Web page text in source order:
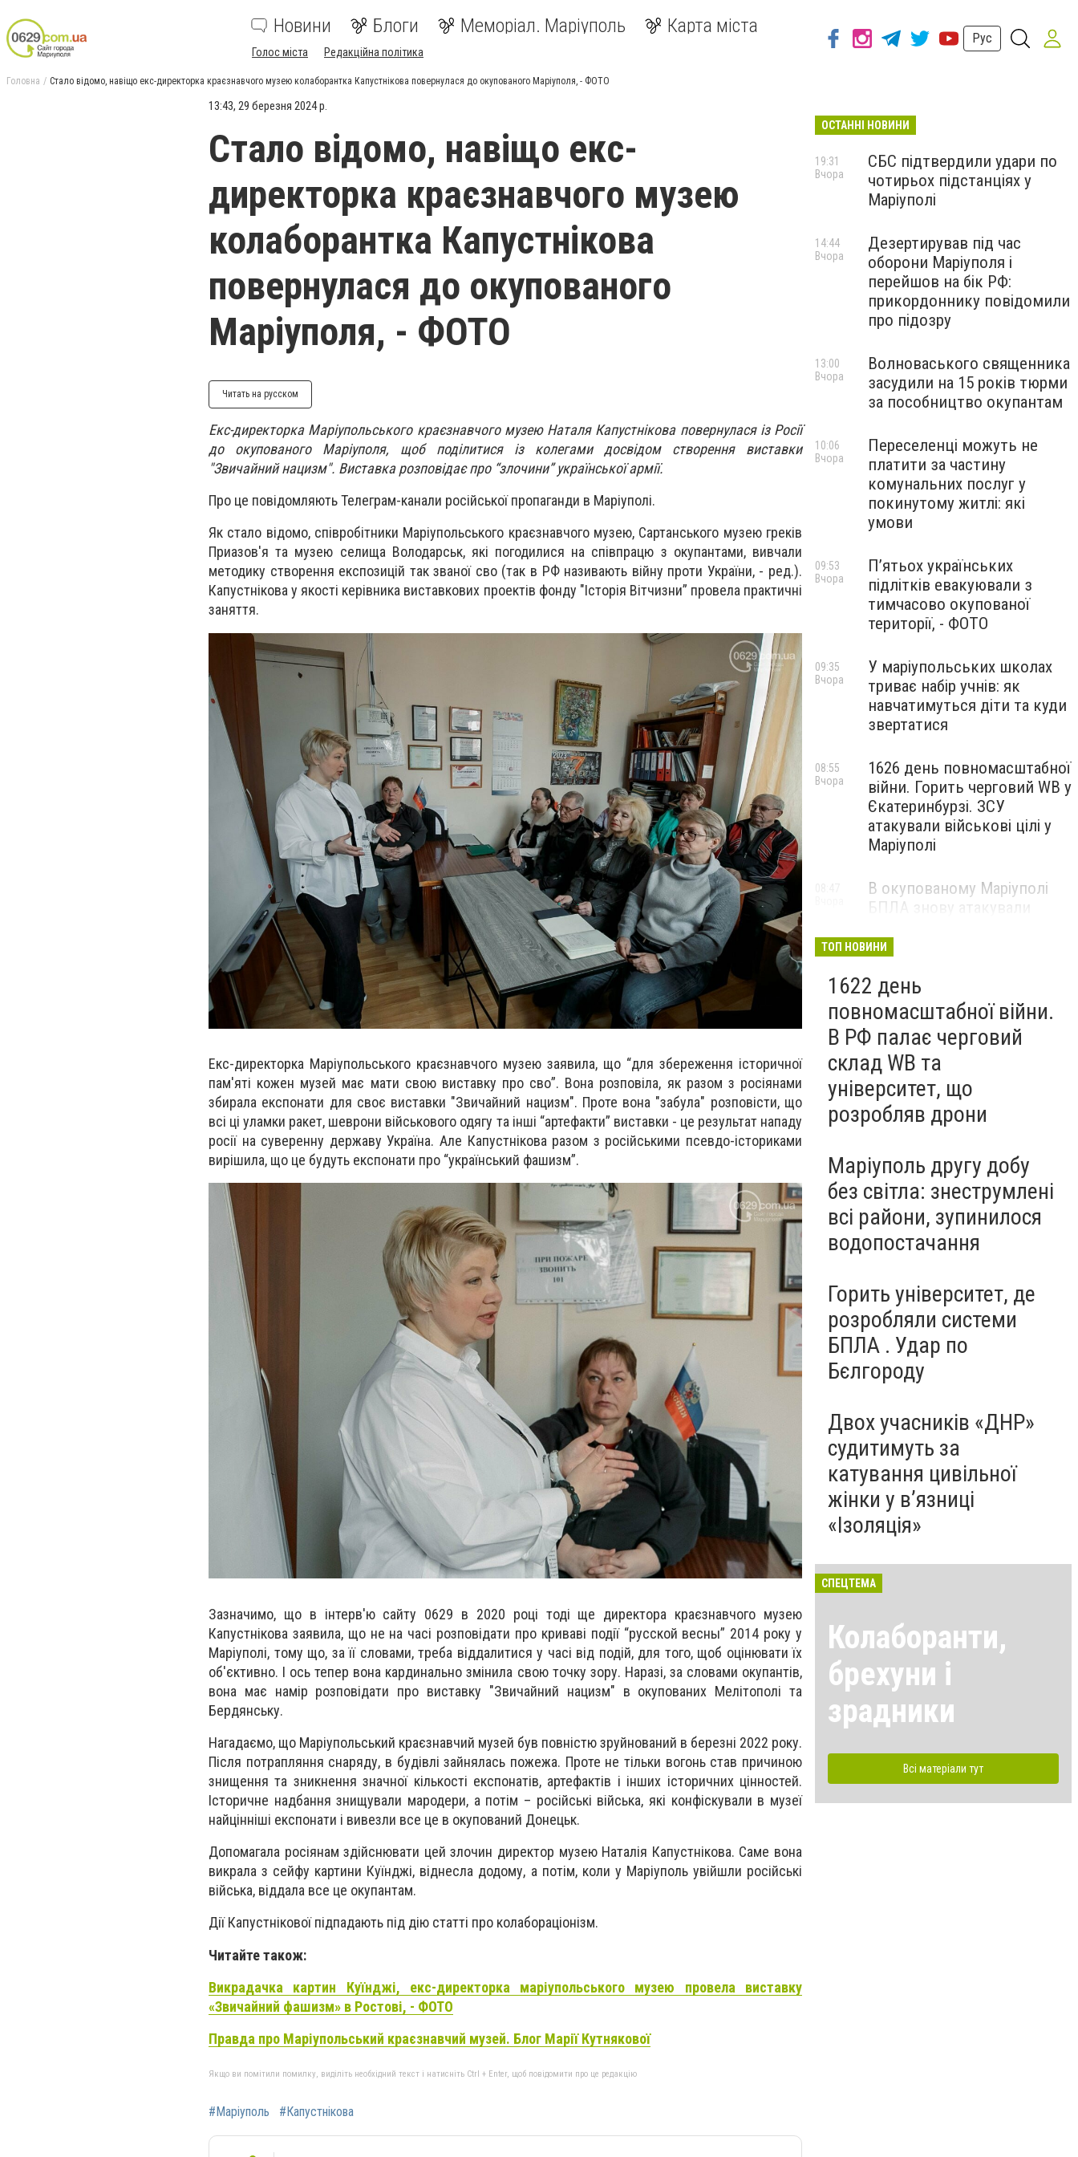
Новини Блоги Меморіал. Маріуполь Карта міста
Голос міста Редакційна політика
Рус
Головна Стало відомо, навіщо екс-директорка краєзнавчого музею колаборантка Капустнікова повернулася до окупованого Маріуполя, - ФОТО
13:43, 29 березня 2024 р.
Стало відомо, навіщо екс-
директорка краєзнавчого музею
колаборантка Капустнікова
повернулася до окупованого
Маріуполя, - ФОТО
Читать на русском
Екс-директорка Маріупольського краєзнавчого музею Наталя Капустнікова повернулася із Росії
до окупованого Маріуполя, щоб поділитися із колегами досвідом створення виставки
"Звичайний нацизм". Виставка розповідає про “злочини” української армії.
Про це повідомляють Телеграм-канали російської пропаганди в Маріуполі.
Як стало відомо, співробітники Маріупольського краєзнавчого музею, Сартанського музею греків
Приазов'я та музею селища Володарськ, які погодилися на співпрацю з окупантами, вивчали
методику створення експозицій так званої сво (так в РФ називають війну проти України, - ред.).
Капустнікова у якості керівника виставкових проектів фонду "Історія Вітчизни” провела практичні
заняття.
Екс-директорка Маріупольського краєзнавчого музею заявила, що “для збереження історичної
пам'яті кожен музей має мати свою виставку про сво”. Вона розповіла, як разом з росіянами
збирала експонати для своє виставки "Звичайний нацизм". Проте вона "забула" розповісти, що
всі ці уламки ракет, шеврони військового одягу та інші “артефакти” виставки - це результат нападу
росії на суверенну державу Україна. Але Капустнікова разом з російськими псевдо-істориками
вирішила, що це будуть експонати про “український фашизм”.
Зазначимо, що в інтерв'ю сайту 0629 в 2020 році тоді ще директора краєзнавчого музею
Капустнікова заявила, що не на часі розповідати про криваві події “русской весны” 2014 року у
Маріуполі, тому що, за її словами, треба віддалитися у часі від подій, для того, щоб оцінювати їх
об'єктивно. І ось тепер вона кардинально змінила свою точку зору. Наразі, за словами окупантів,
вона має намір розповідати про виставку "Звичайний нацизм" в окупованих Мелітополі та
Бердянську.
Нагадаємо, що Маріупольський краєзнавчий музей був повністю зруйнований в березні 2022 року.
Після потрапляння снаряду, в будівлі зайнялась пожежа. Проте не тільки вогонь став причиною
знищення та зникнення значної кількості експонатів, артефактів і інших історичних цінностей.
Історичне надбання знищували мародери, а потім – російські війська, які конфіскували в музеї
найцінніші експонати і вивезли все це в окупований Донецьк.
Допомагала росіянам здійснювати цей злочин директор музею Наталія Капустнікова. Саме вона
викрала з сейфу картини Куїнджі, віднесла додому, а потім, коли у Маріуполь увійшли російські
війська, віддала все це окупантам.
Дії Капустнікової підпадають під дію статті про колабораціонізм.
Читайте також:
Викрадачка картин Куїнджі, екс-директорка маріупольського музею провела виставку
«Звичайний фашизм» в Ростові, - ФОТО
Правда про Маріупольський краєзнавчий музей. Блог Марії Кутнякової
Якщо ви помітили помилку, виділіть необхідний текст і натисніть Ctrl + Enter, щоб повідомити про це редакцію
#Маріуполь #Капустнікова
ОСТАННІ НОВИНИ
СБС підтвердили удари по
чотирьох підстанціях у
Маріуполі
19:31
Вчора
Дезертирував під час
оборони Маріуполя і
перейшов на бік РФ:
прикордоннику повідомили
про підозру
14:44
Вчора
Волноваського священника
засудили на 15 років тюрми
за пособництво окупантам
13:00
Вчора
Переселенці можуть не
платити за частину
комунальних послуг у
покинутому житлі: які
умови
10:06
Вчора
П’ятьох українських
підлітків евакуювали з
тимчасово окупованої
території, - ФОТО
09:53
Вчора
У маріупольських школах
триває набір учнів: як
навчатимуться діти та куди
звертатися
09:35
Вчора
1626 день повномасштабної
війни. Горить черговий WB у
Єкатеринбурзі. ЗСУ
атакували військові цілі у
Маріуполі
08:55
Вчора
В окупованому Маріуполі
БПЛА знову атакували
— ВІДЕО
ТОП НОВИНИ
1622 день
повномасштабної війни.
В РФ палає черговий
склад WB та
університет, що
розробляв дрони
Маріуполь другу добу
без світла: знеструмлені
всі райони, зупинилося
водопостачання
Горить університет, де
розробляли системи
БПЛА . Удар по
Бєлгороду
Двох учасників «ДНР»
судитимуть за
катування цивільної
жінки у в’язниці
«Ізоляція»
СПЕЦТЕМА
Колаборанти,
брехуни і
зрадники
Всі матеріали тут